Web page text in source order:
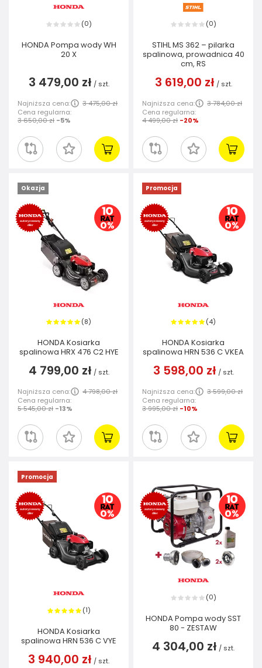
(0)
HONDA Pompa wody WH
20 X
3 479,00 zł / szt.
Najniższa cena:
3 475,00 zł
Cena regularna:
3 650,00 zł -5%
(0)
STIHL MS 362 – pilarka
spalinowa, prowadnica 40
cm, RS
3 619,00 zł / szt.
Najniższa cena:
3 784,00 zł
Cena regularna:
4 499,00 zł -20%
Okazja
(8)
HONDA Kosiarka
spalinowa HRX 476 C2 HYE
4 799,00 zł / szt.
Najniższa cena:
4 798,00 zł
Cena regularna:
5 545,00 zł -13%
Promocja
(4)
HONDA Kosiarka
spalinowa HRN 536 C VKEA
3 598,00 zł / szt.
Najniższa cena:
3 599,00 zł
Cena regularna:
3 995,00 zł -10%
Promocja
(1)
HONDA Kosiarka
spalinowa HRN 536 C VYE
3 940,00 zł / szt.
(0)
HONDA Pompa wody SST
80 - ZESTAW
4 304,00 zł / szt.